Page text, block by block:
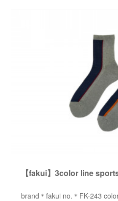
brand＊fakui no.＊FK-243